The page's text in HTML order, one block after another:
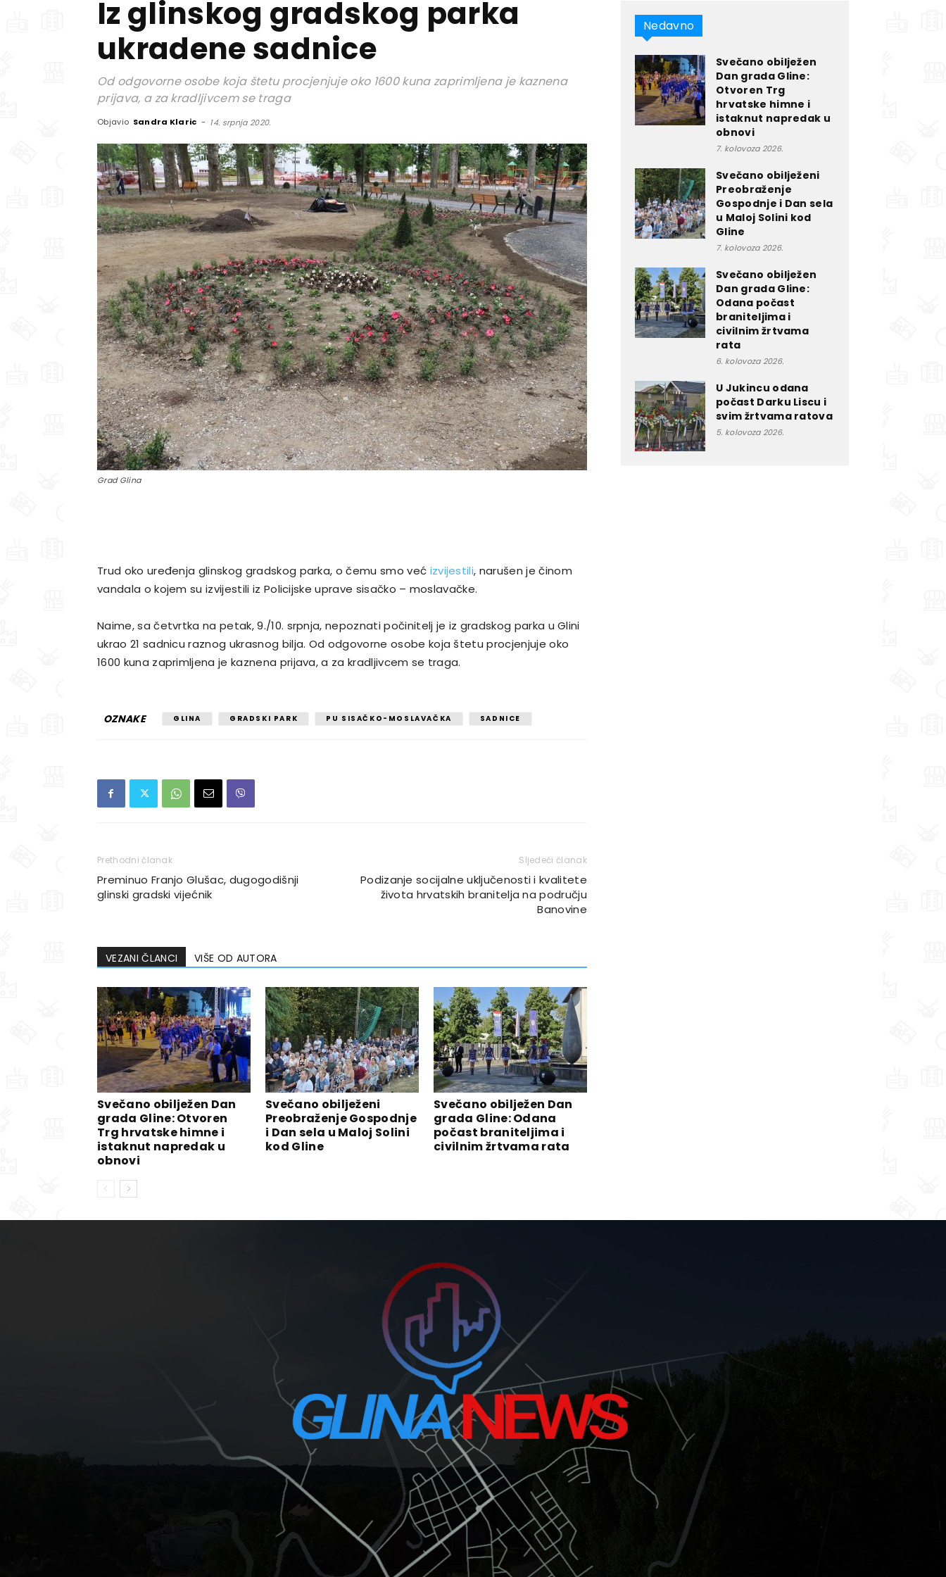
Iz glinskog gradskog parka
ukradene sadnice
Od odgovorne osobe koja štetu procjenjuje oko 1600 kuna zaprimljena je kaznena
prijava, a za kradljivcem se traga
Objavio Sandra Klaric - 14. srpnja 2020.
Grad Glina
Trud oko uređenja glinskog gradskog parka, o čemu smo već izvijestili, narušen je činom
vandala o kojem su izvijestili iz Policijske uprave sisačko – moslavačke.
Naime, sa četvrtka na petak, 9./10. srpnja, nepoznati počinitelj je iz gradskog parka u Glini
ukrao 21 sadnicu raznog ukrasnog bilja. Od odgovorne osobe koja štetu procjenjuje oko
1600 kuna zaprimljena je kaznena prijava, a za kradljivcem se traga.
OZNAKE GLINA GRADSKI PARK PU SISAČKO-MOSLAVAČKA SADNICE
Prethodni članak
Preminuo Franjo Glušac, dugogodišnji
glinski gradski vijećnik
Sljedeći članak
Podizanje socijalne uključenosti i kvalitete
života hrvatskih branitelja na području
Banovine
VEZANI ČLANCI VIŠE OD AUTORA
Svečano obilježen Dan
grada Gline: Otvoren
Trg hrvatske himne i
istaknut napredak u
obnovi
Svečano obilježeni
Preobraženje Gospodnje
i Dan sela u Maloj Solini
kod Gline
Svečano obilježen Dan
grada Gline: Odana
počast braniteljima i
civilnim žrtvama rata
Nedavno
Svečano obilježen
Dan grada Gline:
Otvoren Trg
hrvatske himne i
istaknut napredak u
obnovi
7. kolovoza 2026.
Svečano obilježeni
Preobraženje
Gospodnje i Dan sela
u Maloj Solini kod
Gline
7. kolovoza 2026.
Svečano obilježen
Dan grada Gline:
Odana počast
braniteljima i
civilnim žrtvama
rata
6. kolovoza 2026.
U Jukincu odana
počast Darku Liscu i
svim žrtvama ratova
5. kolovoza 2026.